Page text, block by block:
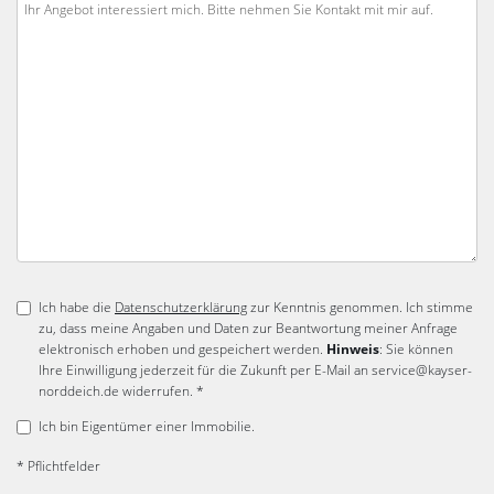
Ich habe die Datenschutzerklärungzur Kenntnis genommen. Ich stimme
zu, dass meine Angaben und Daten zur Beantwortung meiner Anfrage
elektronisch erhoben und gespeichert werden. Hinweis: Sie können
Ihre Einwilligung jederzeit für die Zukunft per E-Mail an service@kayser-
norddeich.de widerrufen. *
Ich bin Eigentümer einer Immobilie.
* Pflichtfelder